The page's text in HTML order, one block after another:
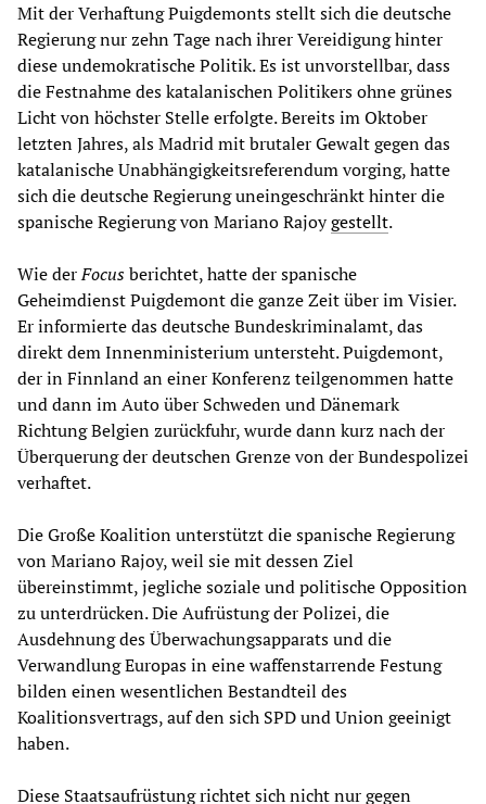
Mit der Verhaftung Puigdemonts stellt sich die deutsche
Regierung nur zehn Tage nach ihrer Vereidigung hinter
diese undemokratische Politik. Es ist unvorstellbar, dass
die Festnahme des katalanischen Politikers ohne grünes
Licht von höchster Stelle erfolgte. Bereits im Oktober
letzten Jahres, als Madrid mit brutaler Gewalt gegen das
katalanische Unabhängigkeitsreferendum vorging, hatte
sich die deutsche Regierung uneingeschränkt hinter die
spanische Regierung von Mariano Rajoygestellt.
Wie derFocusberichtet, hatte der spanische
Geheimdienst Puigdemont die ganze Zeit über im Visier.
Er informierte das deutsche Bundeskriminalamt, das
direkt dem Innenministerium untersteht. Puigdemont,
der in Finnland an einer Konferenz teilgenommen hatte
und dann im Auto über Schweden und Dänemark
Richtung Belgien zurückfuhr, wurde dann kurz nach der
Überquerung der deutschen Grenze von der Bundespolizei
verhaftet.
Die Große Koalition unterstützt die spanische Regierung
von Mariano Rajoy, weil sie mit dessen Ziel
übereinstimmt, jegliche soziale und politische Opposition
zu unterdrücken. Die Aufrüstung der Polizei, die
Ausdehnung des Überwachungsapparats und die
Verwandlung Europas in eine waffenstarrende Festung
bilden einen wesentlichen Bestandteil des
Koalitionsvertrags, auf den sich SPD und Union geeinigt
haben.
Diese Staatsaufrüstung richtet sich nicht nur gegen